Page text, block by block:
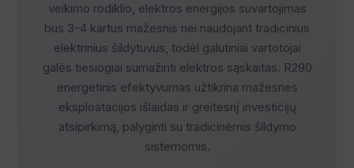
veikimo rodiklio, elektros energijos suvartojimas
bus 3-4 kartus mažesnis nei naudojant tradicinius
elektrinius šildytuvus, todėl galutiniai vartotojai
galės tiesiogiai sumažinti elektros sąskaitas. R290
energetinis efektyvumas užtikrina mažesnes
eksploatacijos išlaidas ir greitesnį investicijų
atsipirkimą, palyginti su tradicinėmis šildymo
sistemomis.